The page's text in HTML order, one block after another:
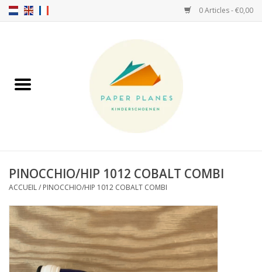
0 Articles - €0,00
FW26-27
HELLO HOSSY casquettes
SALTIES
JEUNE PREMIER
PINOCCHIO/HIP 1012 COBALT COMBI
ACCUEIL/ PINOCCHIO/HIP 1012 COBALT COMBI